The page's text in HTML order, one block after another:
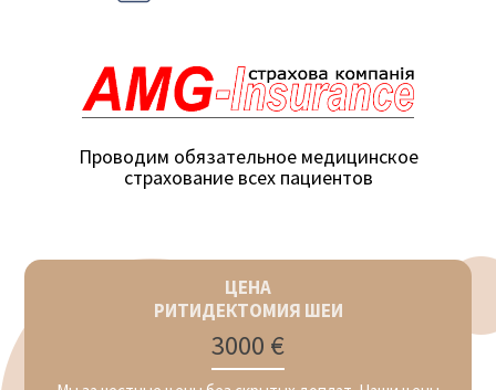
Проводим обязательное медицинское
страхование всех пациентов
ЦЕНА
РИТИДЕКТОМИЯ ШЕИ
3000 €